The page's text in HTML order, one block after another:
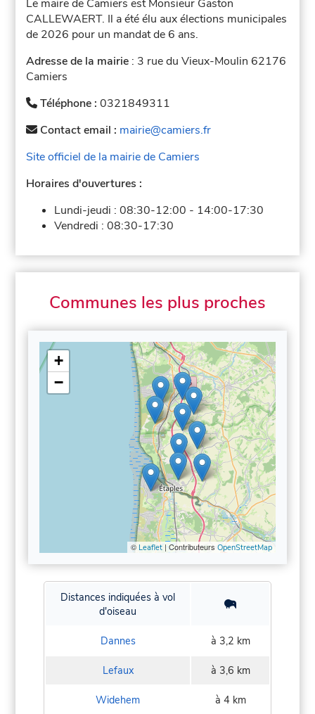
Le maire de Camiers est Monsieur Gaston
CALLEWAERT. Il a été élu aux élections municipales
de 2026 pour un mandat de 6 ans.
Adresse de la mairie : 3 rue du Vieux-Moulin 62176
Camiers
Téléphone :0321849311
Contact email : mairie@camiers.fr
Site officiel de la mairie de Camiers
Horaires d'ouvertures :
Lundi-jeudi :08:30-12:00 - 14:00-17:30
Vendredi :08:30-17:30
Communes les plus proches
+
−
© Leaflet| Contributeurs OpenStreetMap
Distances indiquées à vol
d'oiseau
Dannes à 3,2 km
Lefaux à 3,6 km
Widehem à 4 km